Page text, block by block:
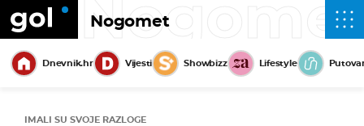
Nogomet
Dnevnik.hr Vijesti Showbizz Lifestyle
IMALI SU SVOJE RAZLOGE